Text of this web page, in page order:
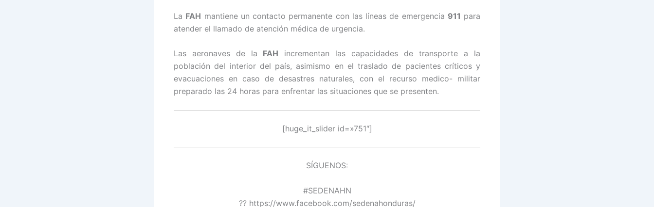
La FAH mantiene un contacto permanente con las líneas de emergencia 911 para
atender el llamado de atención médica de urgencia.
Las aeronaves de la FAH incrementan las capacidades de transporte a la
población del interior del país, asimismo en el traslado de pacientes críticos y
evacuaciones en caso de desastres naturales, con el recurso medico- militar
preparado las 24 horas para enfrentar las situaciones que se presenten.
[huge_it_slider id=»751″]
SÍGUENOS:
#SEDENAHN
?? https://www.facebook.com/sedenahonduras/